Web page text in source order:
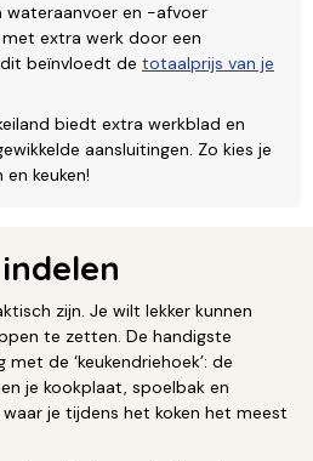
wateraanvoer en -afvoer
met extra werk door een
beïnvloedt de totaalprijs van je
biedt extra werkblad en
aansluitingen. Zo kies je
keuken!
zijn. Je wilt lekker kunnen
te zetten. De handigste
de ‘keukendriehoek’: de
je kookplaat, spoelbak en
je tijdens het koken het meest